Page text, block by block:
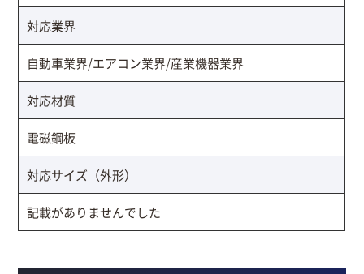
対応業界
自動車業界/エアコン業界/産業機器業界
対応材質
電磁鋼板
対応サイズ（外形）
記載がありませんでした